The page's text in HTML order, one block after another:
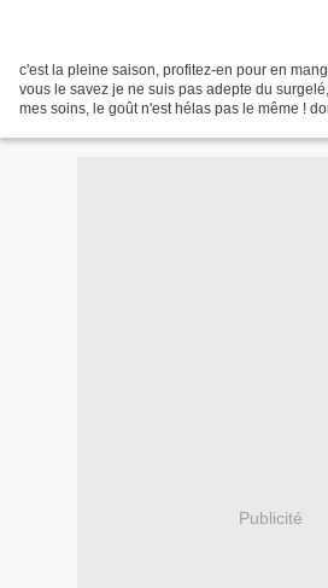
c'est la pleine saison, profitez-en pour en
vous le savez je ne suis pas adepte du
mes soins, le goût n'est hélas pas le même !
Publicité